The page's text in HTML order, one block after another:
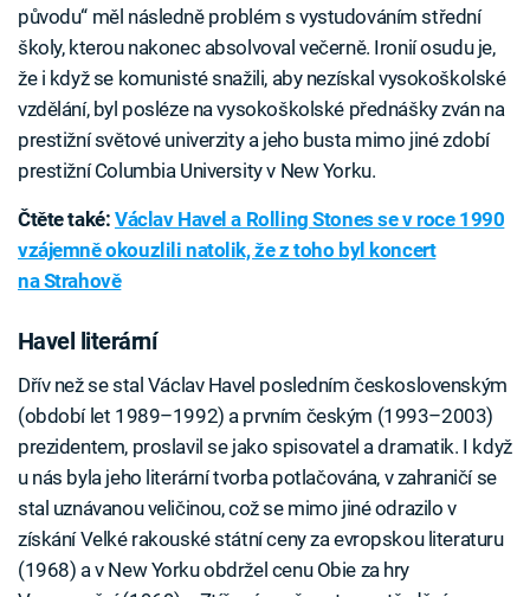
původu“ měl následně problém s vystudováním střední
školy, kterou nakonec absolvoval večerně. Ironií osudu je,
že i když se komunisté snažili, aby nezískal vysokoškolské
vzdělání, byl posléze na vysokoškolské přednášky zván na
prestižní světové univerzity a jeho busta mimo jiné zdobí
prestižní Columbia University v New Yorku.
Čtěte také: Václav Havel a Rolling Stones se v roce 1990
vzájemně okouzlili natolik, že z toho byl koncert
na Strahově
Havel literární
Dřív než se stal Václav Havel posledním československým
(období let 1989–1992) a prvním českým (1993–2003)
prezidentem, proslavil se jako spisovatel a dramatik. I když
u nás byla jeho literární tvorba potlačována, v zahraničí se
stal uznávanou veličinou, což se mimo jiné odrazilo v
získání Velké rakouské státní ceny za evropskou literaturu
(1968) a v New Yorku obdržel cenu Obie za hry